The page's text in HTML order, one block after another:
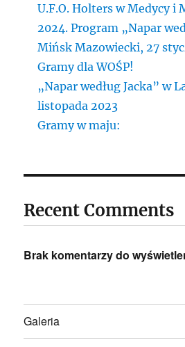
U.F.O. Holters w Medycy i
2024. Program „Napar
Mińsk Mazowiecki, 27
Gramy dla WOŚP!
„Napar według Jacka” w
listopada 2023
Gramy w maju:
Recent Comments
Brak komentarzy do
Galeria